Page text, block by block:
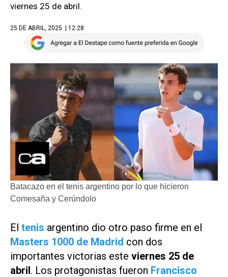
viernes 25 de abril.
25 DE ABRIL, 2025 | 12.28
Batacazo en el tenis argentino por lo que hicieron
Comesaña y Cerúndolo
El tenis argentino dio otro paso firme en el
Masters 1000 de Madrid con dos
importantes victorias este viernes 25 de
abril. Los protagonistas fueron Francisco